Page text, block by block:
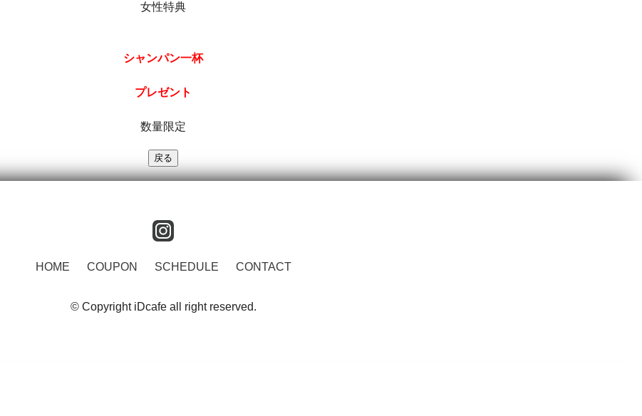
女性特典
シャンパン一杯
プレゼント
数量限定
HOME COUPON SCHEDULE CONTACT
© Copyright iDcafe all right reserved.